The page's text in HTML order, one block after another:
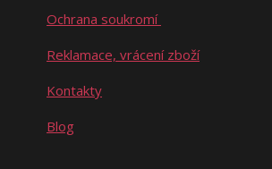
Ochrana soukromí
Reklamace, vrácení zboží
Kontakty
Blog